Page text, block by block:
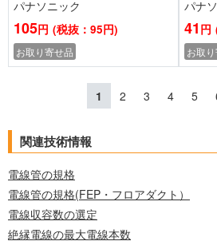
パナソニック
105円 (税抜：95円)
お取り寄せ品
パナ
41 円
お取
1 2 3 4 5
関連技術情報
電線管の規格
電線管の規格(FEP・フロアダクト）
電線収容数の選定
絶縁電線の最大電線本数